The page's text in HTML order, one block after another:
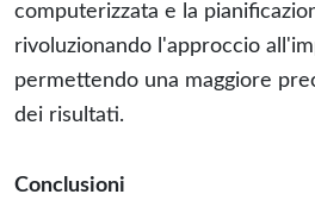
computerizzata e la
rivoluzionando l'approccio
permettendo una maggiore
dei risultati.
Conclusioni